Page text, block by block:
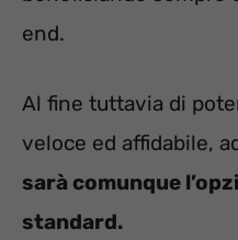
end.
Al fine tuttavia di
veloce ed affidabile,
sarà comunque
standard.